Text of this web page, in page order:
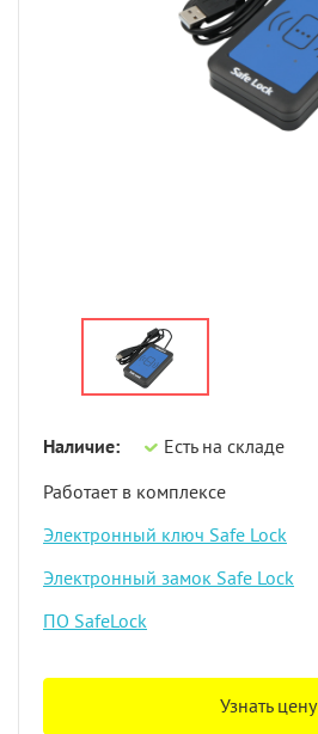
Наличие:
Есть на складе
Работает в комплексе
Электронный ключ Safe Lock
Электронный замок Safe Lock
ПО SafeLock
Узнать цену